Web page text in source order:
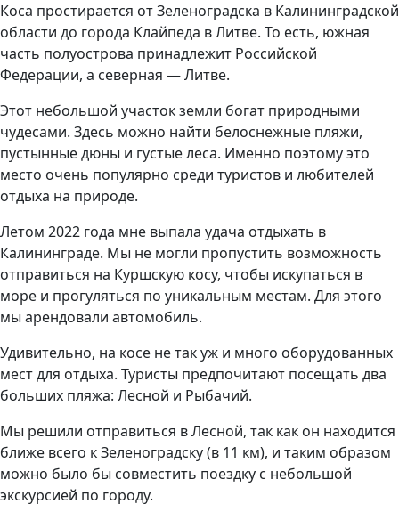
Коса простирается от Зеленоградска в Калининградской
области до города Клайпеда в Литве. То есть, южная
часть полуострова принадлежит Российской
Федерации, а северная — Литве.
Этот небольшой участок земли богат природными
чудесами. Здесь можно найти белоснежные пляжи,
пустынные дюны и густые леса. Именно поэтому это
место очень популярно среди туристов и любителей
отдыха на природе.
Летом 2022 года мне выпала удача отдыхать в
Калининграде. Мы не могли пропустить возможность
отправиться на Куршскую косу, чтобы искупаться в
море и прогуляться по уникальным местам. Для этого
мы арендовали автомобиль.
Удивительно, на косе не так уж и много оборудованных
мест для отдыха. Туристы предпочитают посещать два
больших пляжа: Лесной и Рыбачий.
Мы решили отправиться в Лесной, так как он находится
ближе всего к Зеленоградску (в 11 км), и таким образом
можно было бы совместить поездку с небольшой
экскурсией по городу.